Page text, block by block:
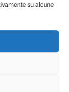
su alcune